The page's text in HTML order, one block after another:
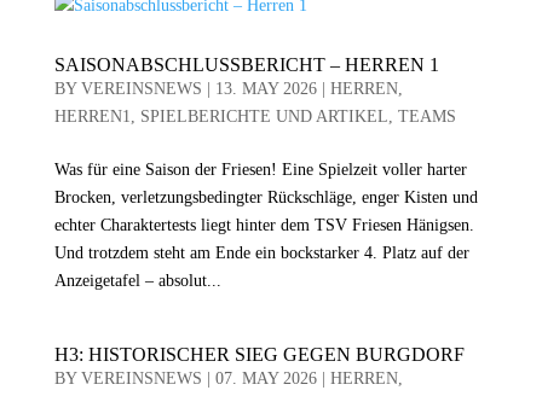
SAISONABSCHLUSSBERICHT – HERREN 1
BY VEREINSNEWS 13. MAY 2026| HERREN,
HERREN1, SPIELBERICHTE UND ARTIKEL, TEAMS
Was für eine Saison der Friesen! Eine Spielzeit voller harter
Brocken, verletzungsbedingter Rückschläge, enger Kisten und
echter Charaktertests liegt hinter dem TSV Friesen Hänigsen.
Und trotzdem steht am Ende ein bockstarker 4. Platz auf der
Anzeigetafel – absolut...
H3: HISTORISCHER SIEG GEGEN BURGDORF
BY VEREINSNEWS 07. MAY 2026| HERREN,